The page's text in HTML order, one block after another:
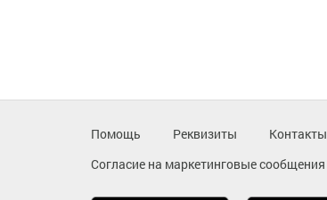
Помощь Реквизиты Контакты
Согласие на маркетинговые сообщения